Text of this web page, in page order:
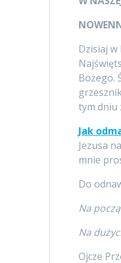
Dzisiaj w
Bożego.
tym dniu
Jak
Jezusa
mnie
Do
Na
Na
Ojcze